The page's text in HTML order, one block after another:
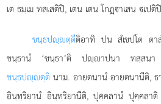
เต ธมฺเม ทสฺเสติปิ, เตน เตน โกฏฺาเสน เปติ
ขนฺธปฺตฺตีติอาทิ ปน สํเขปโต ต
ขนฺธานํ ‘ขนฺธา’ติ ปฺาปนา ทสฺสน
ขนฺธปฺตฺติ นาม. อายตนานํ อายตนานีติ,
อินฺทฺริยานํ อินฺทฺริยานีติ, ปุคฺคลานํ ปุคฺคล